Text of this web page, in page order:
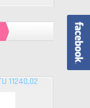
11240,02